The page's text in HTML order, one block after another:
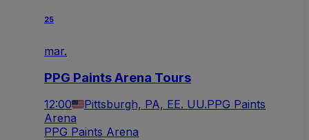
25
mar.
PPG Paints Arena Tours
12:00 Pittsburgh, PA, EE. UU.PPG Paints
Arena
PPG Paints Arena